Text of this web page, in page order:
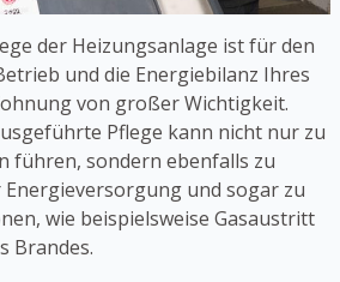
der Heizungsanlage ist für den
und die Energiebilanz Ihres
von großer Wichtigkeit.
Pflege kann nicht nur zu
führen, sondern ebenfalls zu
und sogar zu
wie beispielsweise Gasaustritt
Brandes.